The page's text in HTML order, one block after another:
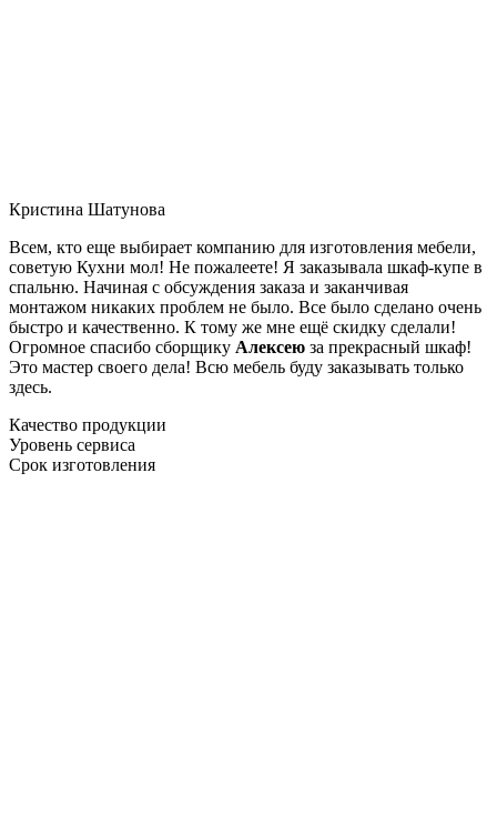
Кристина Шатунова
Всем, кто еще выбирает компанию для изготовления мебели,
советую Кухни мол! Не пожалеете! Я заказывала шкаф-купе в
спальню. Начиная с обсуждения заказа и заканчивая
монтажом никаких проблем не было. Все было сделано очень
быстро и качественно. К тому же мне ещё скидку сделали!
Огромное спасибо сборщику Алексею за прекрасный шкаф!
Это мастер своего дела! Всю мебель буду заказывать только
здесь.
Качество продукции
Уровень сервиса
Срок изготовления